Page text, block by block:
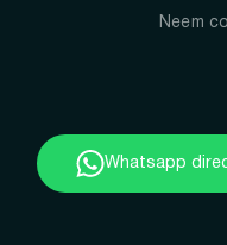
Neem
Whatsapp